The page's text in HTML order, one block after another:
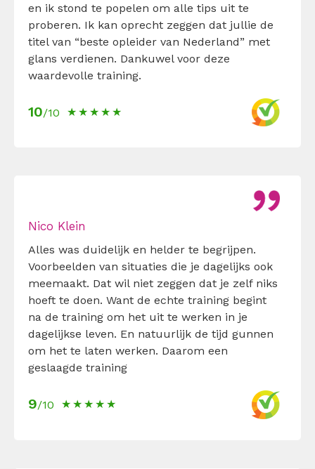
en ik stond te popelen om alle tips uit te
proberen. Ik kan oprecht zeggen dat jullie de
titel van “beste opleider van Nederland” met
glans verdienen. Dankuwel voor deze
waardevolle training.
10/10
Nico Klein
Alles was duidelijk en helder te begrijpen.
Voorbeelden van situaties die je dagelijks ook
meemaakt. Dat wil niet zeggen dat je zelf niks
hoeft te doen. Want de echte training begint
na de training om het uit te werken in je
dagelijkse leven. En natuurlijk de tijd gunnen
om het te laten werken. Daarom een
geslaagde training
9/10